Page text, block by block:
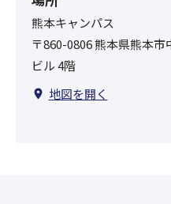
熊本キャンパス
〒860-0806 熊本県熊本
ビル 4階
地図を開く